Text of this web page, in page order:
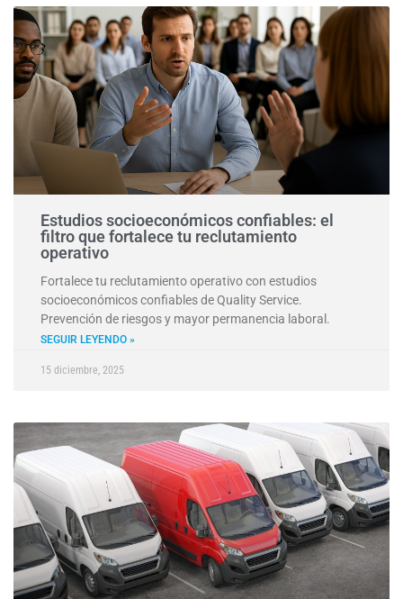
Estudios socioeconómicos confiables: el
filtro que fortalece tu reclutamiento
operativo
Fortalece tu reclutamiento operativo con estudios
socioeconómicos confiables de Quality Service.
Prevención de riesgos y mayor permanencia laboral.
SEGUIR LEYENDO »
15 diciembre, 2025